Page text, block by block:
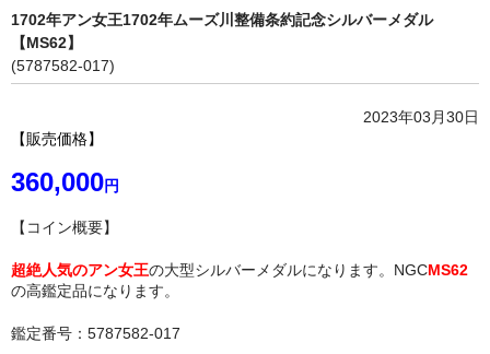
1702年アン女王1702年ムーズ川整備条約記念シルバーメダル
【MS62】
(5787582-017)
2023年03月30日
【販売価格】
360,000円
【コイン概要】
超絶人気のアン女王の大型シルバーメダルになります。NGCMS62
の高鑑定品になります。
鑑定番号：5787582-017